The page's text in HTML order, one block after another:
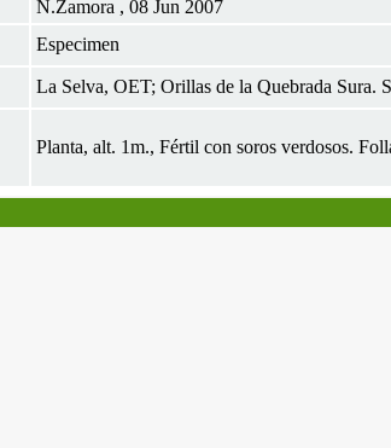
N.Zamora , 08 Jun 2007
Especimen
La Selva, OET; Orillas de la Quebrada Sura.
Planta, alt. 1m., Fértil con soros verdosos.